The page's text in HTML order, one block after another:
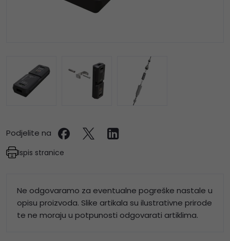
Podjelite na
Ispis stranice
Ne odgovaramo za eventualne pogreške nastale u
opisu proizvoda. Slike artikala su ilustrativne prirode
te ne moraju u potpunosti odgovarati artiklima.